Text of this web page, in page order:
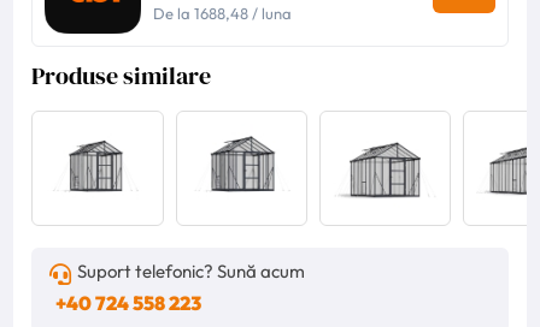
De la1688,48 / luna
Produse similare
Suport telefonic? Sună acum
+40 724 558 223